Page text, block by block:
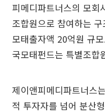
피메디파트너스의 모회
조합원으로 참여하는
모태출자액 20억원 규
국모태펀드는 특별조합
제이앤피메디파트너스
적 투자자를 넘어 분산